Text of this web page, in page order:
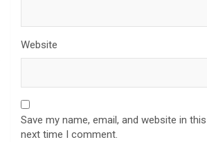
Website
Save my name, email, and website in
next time I comment.